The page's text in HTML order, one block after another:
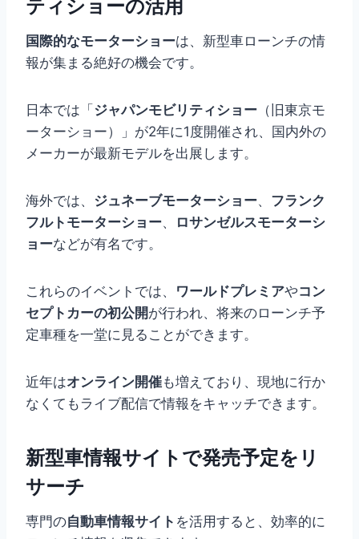
ティショーの活用
国際的なモーターショーは、新型車ローンチの情
報が集まる絶好の機会です。
日本では「 ジャパンモビリティショー （旧東京モ
ーターショー）」が2年に1度開催され、国内外の
メーカーが最新モデルを出展します。
海外では、 ジュネーブモーターショー、 フランク
フルトモーターショー、
ロサンゼルスモーターシ
ョーなどが有名です。
これらのイベントでは、 ワールドプレミアやコン
セプトカーの初公開が行われ、将来のローンチ予
定車種を一堂に見ることができます。
近年はオンライン開催も増えており、現地に行か
なくてもライブ配信で情報をキャッチできます。
新型車情報サイトで発売予定をリ
サーチ
専門の自動車情報サイト を活用すると、効率的に